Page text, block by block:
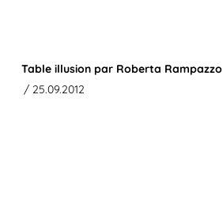
Table illusion par Roberta Rampazzo
/ 25.09.2012